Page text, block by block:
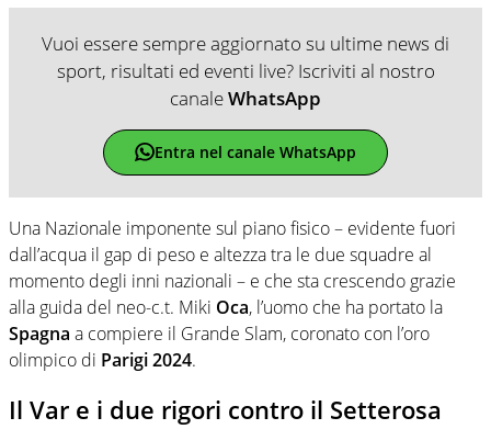
Vuoi essere sempre aggiornato su ultime news di
sport, risultati ed eventi live? Iscriviti al nostro
canaleWhatsApp
Entra nel canale WhatsApp
Una Nazionale imponente sul piano fisico – evidente fuori
dall’acqua il gap di peso e altezza tra le due squadre al
momento degli inni nazionali – e che sta crescendo grazie
alla guida del neo-c.t. Miki Oca, l’uomo che ha portato la
Spagna a compiere il Grande Slam, coronato con l’oro
olimpico di Parigi 2024.
Il Var e i due rigori contro il Setterosa